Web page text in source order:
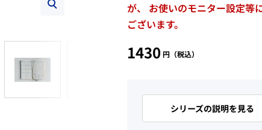
ズ
ム
が、 お使いのモニター設定等
ございます。
セ
1430
シリーズの説明を見る